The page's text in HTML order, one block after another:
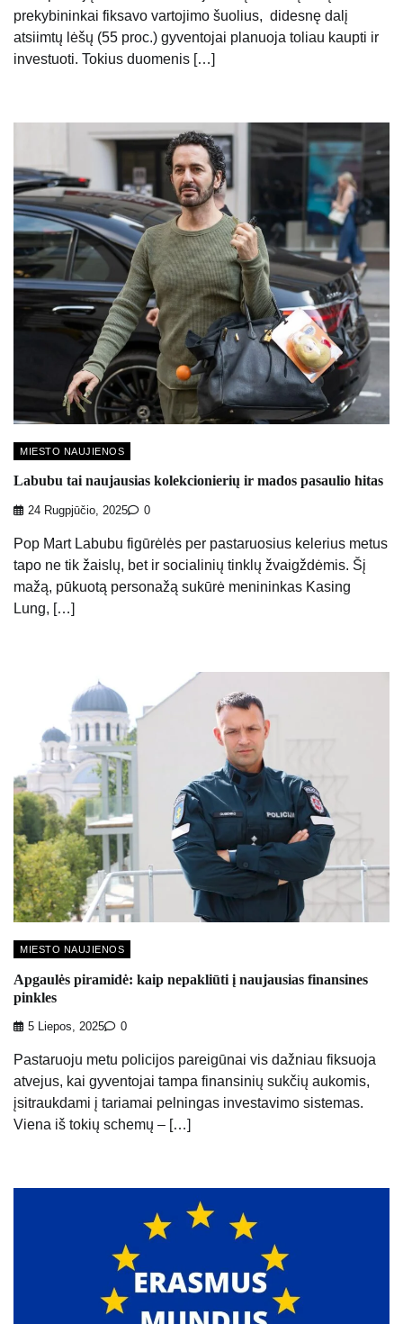
prekybininkai fiksavo vartojimo šuolius, didesnę dalį
atsiimtų lėšų (55 proc.) gyventojai planuoja toliau kaupti ir
investuoti. Tokius duomenis […]
MIESTO NAUJIENOS
Labubu tai naujausias kolekcionierių ir mados pasaulio hitas
24 Rugpjūčio, 2025 0
Pop Mart Labubu figūrėlės per pastaruosius kelerius metus
tapo ne tik žaislų, bet ir socialinių tinklų žvaigždėmis. Šį
mažą, pūkuotą personažą sukūrė menininkas Kasing
Lung, […]
MIESTO NAUJIENOS
Apgaulės piramidė: kaip nepakliūti į naujausias finansines
pinkles
5 Liepos, 2025 0
Pastaruoju metu policijos pareigūnai vis dažniau fiksuoja
atvejus, kai gyventojai tampa finansinių sukčių aukomis,
įsitraukdami į tariamai pelningas investavimo sistemas.
Viena iš tokių schemų – […]